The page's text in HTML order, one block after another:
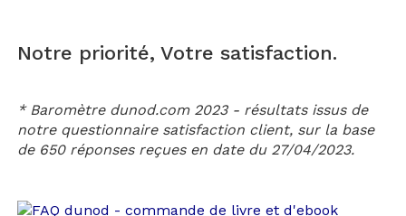
Notre priorité, Votre satisfaction.
* Baromètre dunod.com 2023 - résultats issus de
notre questionnaire satisfaction client, sur la base
de 650 réponses reçues en date du 27/04/2023.